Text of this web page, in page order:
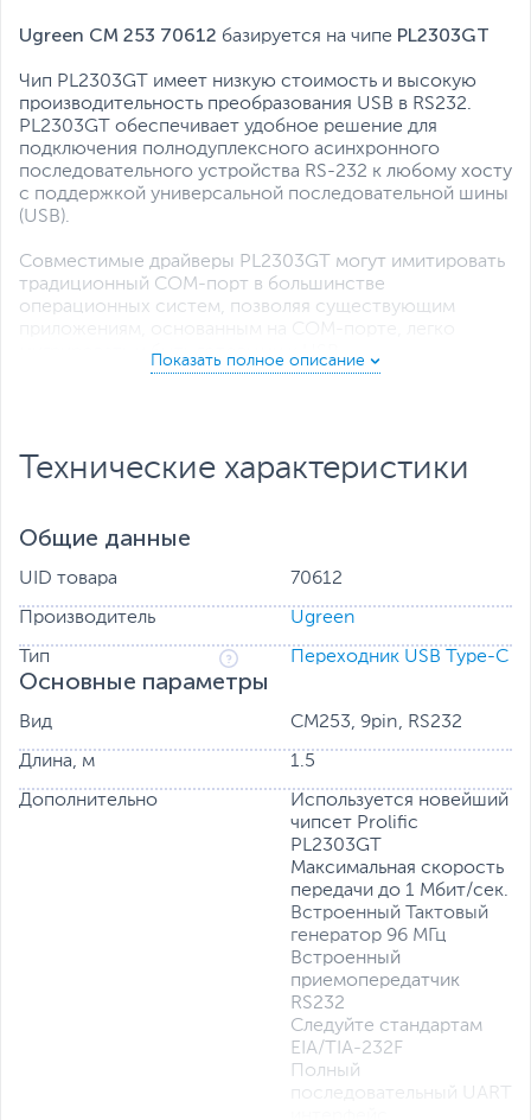
Ugreen CM 253 70612 базируется на чипе PL2303GT
Чип PL2303GT имеет низкую стоимость и высокую
производительность преобразования USB в RS232.
PL2303GT обеспечивает удобное решение для
подключения полнодуплексного асинхронного
последовательного устройства RS-232 к любому хосту
с поддержкой универсальной последовательной шины
(USB).
Совместимые драйверы PL2303GT могут имитировать
традиционный COM-порт в большинстве
операционных систем, позволяя существующим
мигрировать и быть готовыми к USB.
интерфейса EIA/TIA-232F и CCITT V. 28.
устройство из 3 передатчиков и 5 приемников со
встроенной высокоэффективной схемой накачки
заряда. Он обеспечивает биполярный выход для
уровни выходного напряжения RS-232. При
нормальной работе PL2303GT работает с очень
низким энергопотреблением и гарантированной
скоростью передачи данных до 1 Мбит / с.
Технические характеристики
Общие данные
UID товара 70612
Производитель Ugreen
Тип Переходник USB Type-C
Основные параметры
Вид CM253, 9pin, RS232
Длина, м 1.5
Дополнительно
Используется новейший
чипсет Prolific
PL2303GT
Максимальная скорость
передачи до 1 Мбит/сек.
Встроенный Тактовый
генератор 96 МГц
Встроенный
приемопередатчик
RS232
Следуйте стандартам
EIA/TIA-232F
Полный
последовательный UART